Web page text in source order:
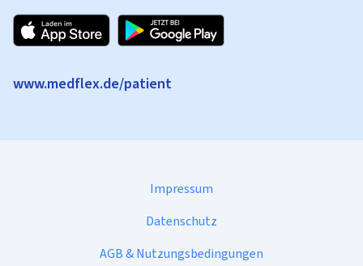
www.medflex.de/patient
Impressum
Datenschutz
AGB & Nutzungsbedingungen